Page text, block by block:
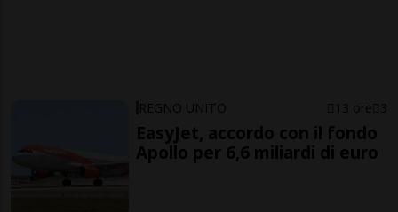
REGNO UNITO 13 ore 3
EasyJet, accordo con il fondo
Apollo per 6,6 miliardi di euro